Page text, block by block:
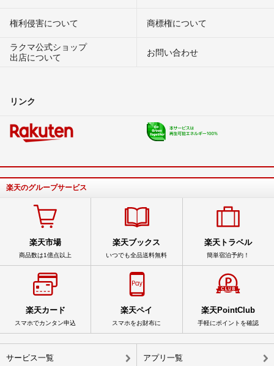
権利侵害について
商標権について
ラクマ公式ショップ
出店について
お問い合わせ
リンク
楽天のグループサービス
楽天市場
商品数は1億点以上
楽天ブックス
いつでも全品送料無料
楽天トラベル
簡単宿泊予約！
楽天カード
スマホでカンタン申込
楽天ペイ
スマホをお財布に
楽天PointClub
手軽にポイントを確認
サービス一覧 アプリ一覧